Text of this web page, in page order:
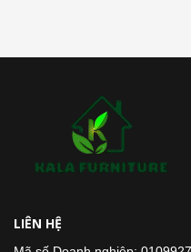
LIÊN HỆ